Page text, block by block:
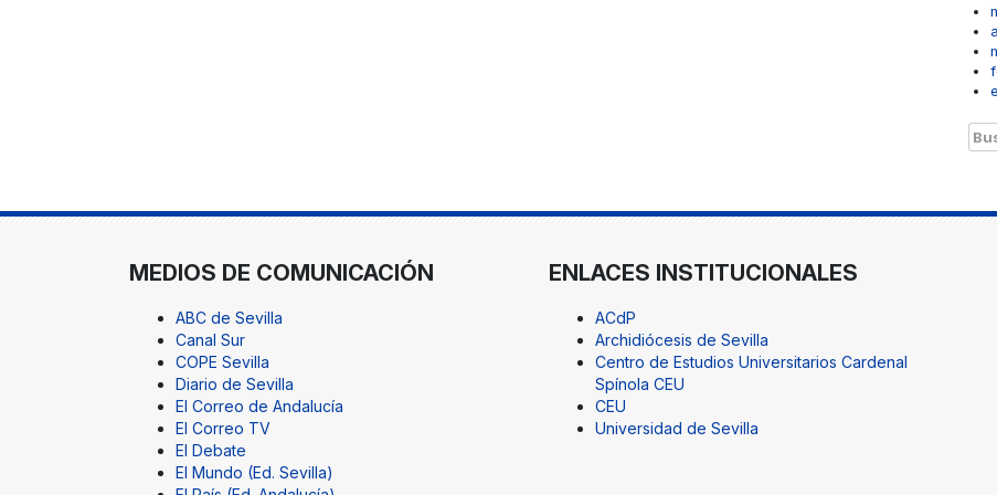
MEDIOS DE COMUNICACIÓN
ABC de Sevilla
Canal Sur
COPE Sevilla
Diario de Sevilla
El Correo de Andalucía
El Correo TV
El Debate
El Mundo (Ed. Sevilla)
ENLACES INSTITUCIONALES
ACdP
Archidiócesis de Sevilla
Centro de Estudios Universitarios Cardenal
Spínola CEU
CEU
Universidad de Sevilla